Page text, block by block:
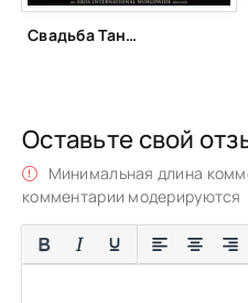
Свадьба Тану и Ману. Возвращение (2015)
Оставьте свой
Минимальная длина
комментарии модерируются